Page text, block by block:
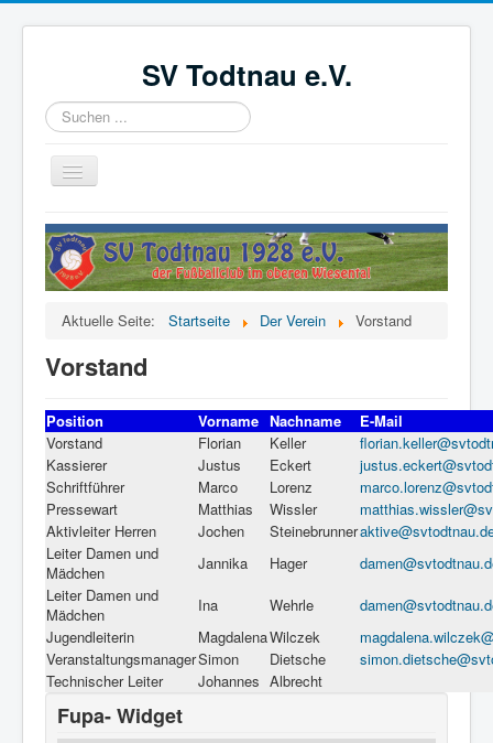
SV Todtnau e.V.
Suchen
...
Navigation
an/aus
Startseite
News
Jugend
Förderverein
Videoüberwachung
Kinder- und Jugendschutzkonzept
Aktuelle Seite: Startseite Der Verein Vorstand
Vorstand
Position Vorname Nachname
E-Mail
Vorstand
Florian Keller
Kassierer
Justus Eckert
Schriftführer
Marco Lorenz
Pressewart
Matthias Wissler
Aktivleiter Herren
Jochen Steinebrunner
Leiter Damen und
Mädchen
Jannika Hager
Leiter Damen und
Mädchen
Ina Wehrle
Jugendleiterin
MagdalenaWilczek
VeranstaltungsmanagerSimon Dietsche
Technischer Leiter
Johannes Albrecht
Fupa- Widget